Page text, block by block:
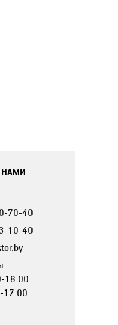
НАМИ
70-40
10-40
18:00
17:00